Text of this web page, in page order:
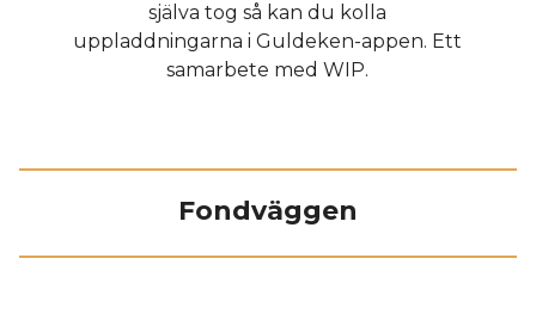
själva tog så kan du kolla
uppladdningarna i Guldeken-appen. Ett
samarbete med WIP.
Fondväggen